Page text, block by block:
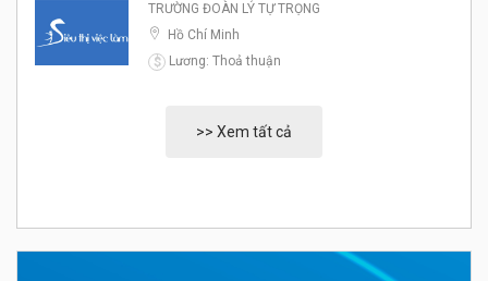
TRƯỜNG ĐOÀN LÝ TỰ TRỌNG
Hồ Chí Minh
$
Lương: Thoả thuận
>> Xem tất cả